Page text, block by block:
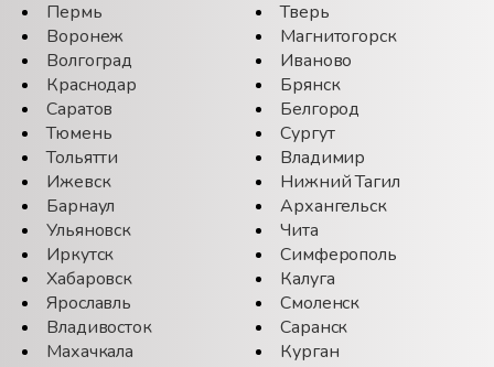
Пермь
Воронеж
Волгоград
Краснодар
Саратов
Тюмень
Тольятти
Ижевск
Барнаул
Ульяновск
Иркутск
Хабаровск
Ярославль
Владивосток
Махачкала
Тверь
Магнитогорск
Иваново
Брянск
Белгород
Сургут
Владимир
Нижний Тагил
Архангельск
Чита
Симферополь
Калуга
Смоленск
Саранск
Курган